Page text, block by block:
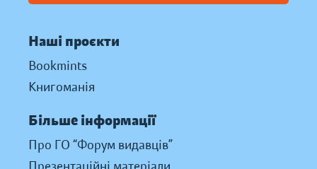
Наші проєкти
Bookmints
Книгоманія
Більше інформації
Про ГО “Форум видавців”